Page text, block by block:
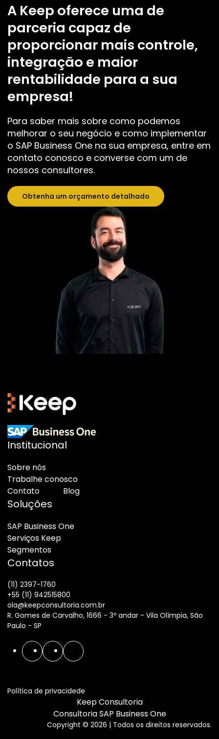
A Keep oferece uma de
parceria capaz de
proporcionar mais controle,
integração e maior
rentabilidade para a sua
empresa!
Para saber mais sobre como podemos
melhorar o seu negócio e como implementar
o SAP Business One na sua empresa, entre em
contato conosco e converse com um de
nossos consultores.
Obtenha um orçamento detalhado
Institucional
Sobre nós
Trabalhe conosco
Contato
Blog
Soluções
SAP Business One
Serviços Keep
Segmentos
Contatos
(11) 2397-1760
+55 (11) 942515800
ola@keepconsultoria.com.br
R. Gomes de Carvalho, 1666 - 3º andar - Vila Olímpia, São
Paulo - SP
Política de privacidede
Keep Consultoria
Consultoria SAP Business One
Copyright © 2026 | Todos os direitos reservados.